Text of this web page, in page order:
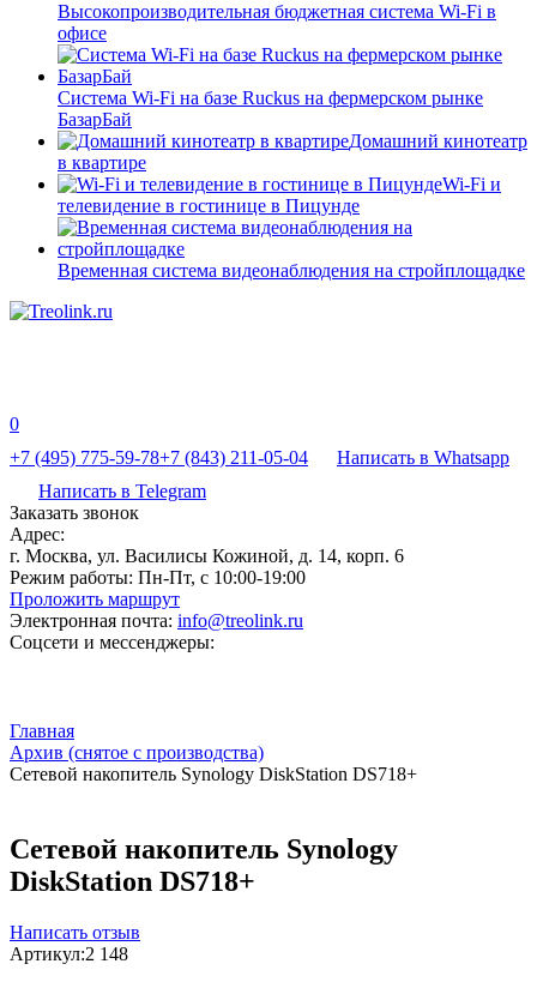
Высокопроизводительная бюджетная система Wi-Fi в
офисе
Система Wi-Fi на базе Ruckus на фермерском рынке
БазарБай
Домашний кинотеатр
в квартире
Wi-Fi и
телевидение в гостинице в Пицунде
Временная система видеонаблюдения на стройплощадке
0
+7 (495) 775-59-78+7 (843) 211-05-04
Написать в Whatsapp
Написать в Telegram
Заказать звонок
Адрес:
г. Москва, ул. Василисы Кожиной, д. 14, корп. 6
Режим работы: Пн-Пт, с 10:00-19:00
Проложить маршрут
Электронная почта: info@treolink.ru
Соцсети и мессенджеры:
Главная
Архив (снятое с производства)
Сетевой накопитель Synology DiskStation DS718+
Сетевой накопитель Synology
DiskStation DS718+
Написать отзыв
Артикул:2 148